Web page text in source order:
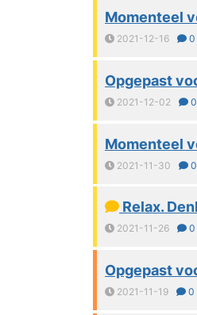
Momenteel
2021-12-16 0
Opgepast
2021-12-02 0
Momenteel
2021-11-30 0
Relax.
2021-11-26 0
Opgepast
2021-11-19 0